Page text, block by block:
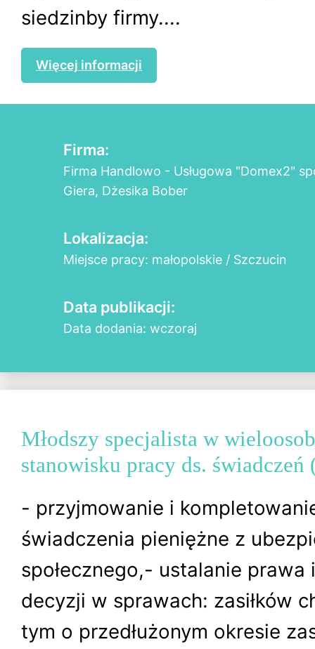
siedzinby firmy....
Więcej informacji
Firma:
Firma Handlowo - Usługowa "Domex2"
Giera, Dżesika Bober
Lokalizacja:
Miejsce pracy: małopolskie / Szczucin
Data publikacji:
Data dodania: wczoraj
Młodszy specjalista w
stanowisku pracy ds. świadczeń
- przyjmowanie i
świadczenia pieniężne z
społecznego,- ustalanie prawa
decyzji w sprawach: zasiłków
tym o przedłużonym okresie